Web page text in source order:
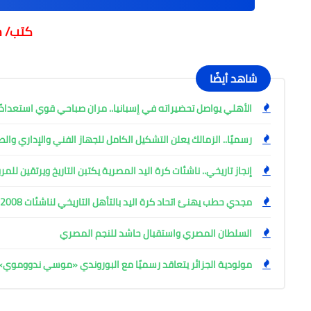
كتب/
شاهد أيضًا
الأهلي يواصل تحضيراته في إسبانيا.. مران صباحي قوي
رسميًا.. الزمالك يعلن التشكيل الكامل للجهاز الفني والإداري
إنجاز تاريخي.. ناشئات كرة اليد المصرية يكتبن التاريخ ويرتقين
مجدي حطب يهنئ اتحاد كرة اليد بالتأهل التاريخي لناشئات 2008 للمربع الذهبي
السلطان المصري واستقبال حاشد للنجم المصري
مولودية الجزائر يتعاقد رسميًا مع البوروندي «موسي